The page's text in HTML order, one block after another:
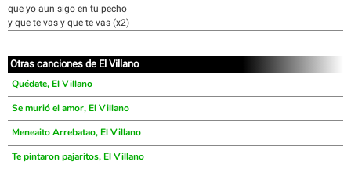
que yo aun sigo en tu pecho
y que te vas y que te vas (x2)
Otras canciones de El Villano
Quédate, El Villano
Se murió el amor, El Villano
Meneaito Arrebatao, El Villano
Te pintaron pajaritos, El Villano